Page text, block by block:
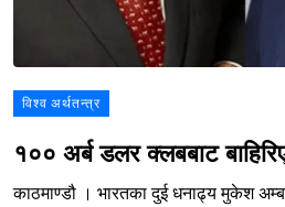
विश्व अर्थतन्त्र
१०० अर्ब डलर क्लबबाट
काठमाण्डौ । भारतका दुई धनाढ्य मुकेश